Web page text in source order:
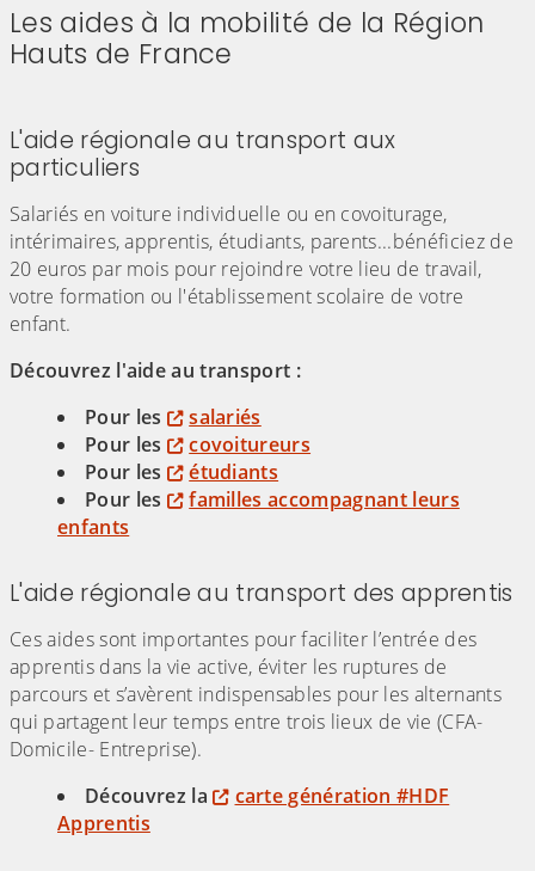
Les aides à la mobilité de la Région
Hauts de France
L'aide régionale au transport aux
particuliers
Salariés en voiture individuelle ou en covoiturage,
intérimaires, apprentis, étudiants, parents...bénéficiez de
20 euros par mois pour rejoindre votre lieu de travail,
votre formation ou l'établissement scolaire de votre
enfant.
Découvrez l'aide au transport :
Pour les
salariés
Pour les
covoitureurs
Pour les
étudiants
Pour les
familles accompagnant leurs
enfants
L'aide régionale au transport des apprentis
Ces aides sont importantes pour faciliter l’entrée des
apprentis dans la vie active, éviter les ruptures de
parcours et s’avèrent indispensables pour les alternants
qui partagent leur temps entre trois lieux de vie (CFA-
Domicile- Entreprise).
Découvrez la
carte génération #HDF
Apprentis